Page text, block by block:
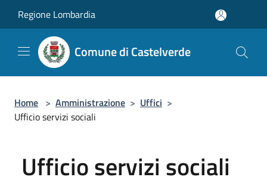
Regione Lombardia
Comune di Castelverde
Home > Amministrazione > Uffici >
Ufficio servizi sociali
Ufficio servizi sociali